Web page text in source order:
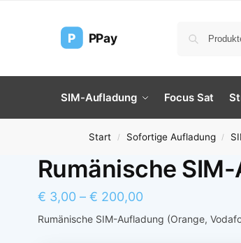
P PPay
SIM-Aufladung Focus Sat
Start / Sofortige Aufladung /
Rumänische
€ 3,00 – € 200,00
Rumänische SIM-Aufladung (Orange,